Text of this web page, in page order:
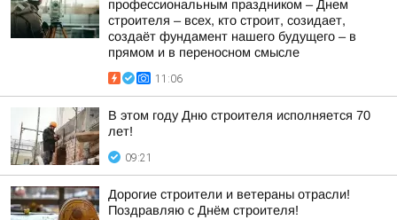
профессиональным праздником – Днем
строителя – всех, кто строит, созидает,
создаёт фундамент нашего будущего – в
прямом и в переносном смысле
11:06
В этом году Дню строителя исполняется 70
лет!
09:21
Дорогие строители и ветераны отрасли!
Поздравляю с Днём строителя!